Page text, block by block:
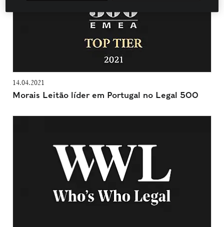
14.04.2021
Morais Leitão líder em Portugal no Legal 500